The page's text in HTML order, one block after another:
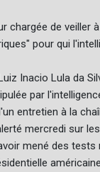
chargée de veiller
pour qui
Inacio Lula da
par
entretien à la
mercredi sur
mené des